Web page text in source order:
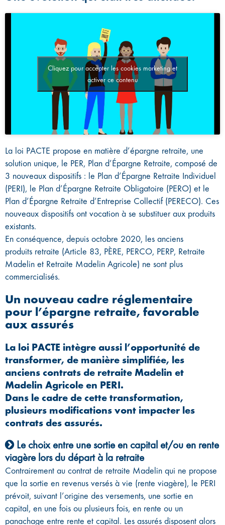
Cliquez pour accepter les cookies marketing et
activer ce contenu
La loi PACTE propose en matière d’épargne retraite, une
solution unique, le PER, Plan d’Épargne Retraite, composé de
3 nouveaux dispositifs : le Plan d’Épargne Retraite Individuel
(PERI), le Plan d’Épargne Retraite Obligatoire (PERO) et le
Plan d’Épargne Retraite d’Entreprise Collectif (PERECO). Ces
nouveaux dispositifs ont vocation à se substituer aux produits
existants.
En conséquence, depuis octobre 2020, les anciens
produits retraite (Article 83, PÈRE, PERCO, PERP, Retraite
Madelin et Retraite Madelin Agricole) ne sont plus
commercialisés.
Un nouveau cadre réglementaire
pour l’épargne retraite, favorable
aux assurés
La loi PACTE intègre aussi l’opportunité de
transformer, de manière simplifiée, les
anciens contrats de retraite Madelin et
Madelin Agricole en PERI.
Dans le cadre de cette transformation,
plusieurs modifications vont impacter les
contrats des assurés.
Le choix entre une sortie en capital et/ou en rente
viagère lors du départ à la retraite
Contrairement au contrat de retraite Madelin qui ne propose
que la sortie en revenus versés à vie (rente viagère), le PERI
prévoit, suivant l’origine des versements, une sortie en
capital, en une fois ou plusieurs fois, en rente ou un
panachage entre rente et capital. Les assurés disposent alors